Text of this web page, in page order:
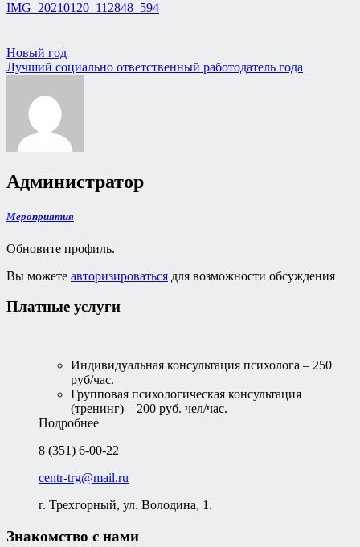
IMG_20210120_112848_594
Навигация
по
записям
Новый год
Лучший социально ответственный работодатель года
Администратор
Мероприятия
Обновите профиль.
Вы можете авторизироваться для возможности обсуждения
Платные услуги
Индивидуальная консультация психолога – 250
руб/час.
Групповая психологическая консультация
(тренинг) – 200 руб. чел/час.
Подробнее
8 (351) 6-00-22
centr-trg@mail.ru
г. Трехгорный, ул. Володина, 1.
Знакомство с нами